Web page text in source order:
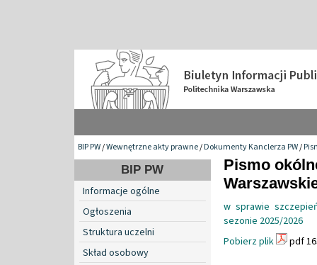
BIP PW/Wewnętrzne akty prawne/Dokumenty Kanclerza PW/
BIP PW
Informacje ogólne
Ogłoszenia
Struktura uczelni
Skład osobowy
Pismo
w sprawie
sezonie 2025/2026
Pobierz plik
pdf